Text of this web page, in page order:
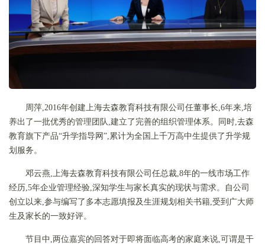
周萍,2016年创建上海去森教育科技有限公司任董事长,6年来,培
养出了一批优秀的管理团队,建立了完善的组织管理体系。同时,去森
教育旗下产品“升学指导网”,累计为全国上千万高中生提供了升学规
划服务。
邓云燕,上海去森教育科技有限公司任总裁,8年的一线市场工作
经历,5年企业管理经验,深知学生与家长真实的现状与需求。自公司
创立以来,参与编写了多本志愿填报及生涯规划相关书籍,受到广大师
生及家长的一致好评。
节目中,两位嘉宾的回答对于即将面临高考的家庭来说,可谓是干